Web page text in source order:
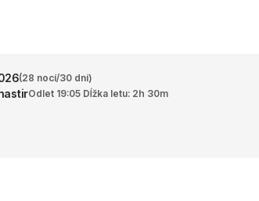
(28 nocí/30 dní)
Odlet 19:05 Dĺžka letu: 2h 30m